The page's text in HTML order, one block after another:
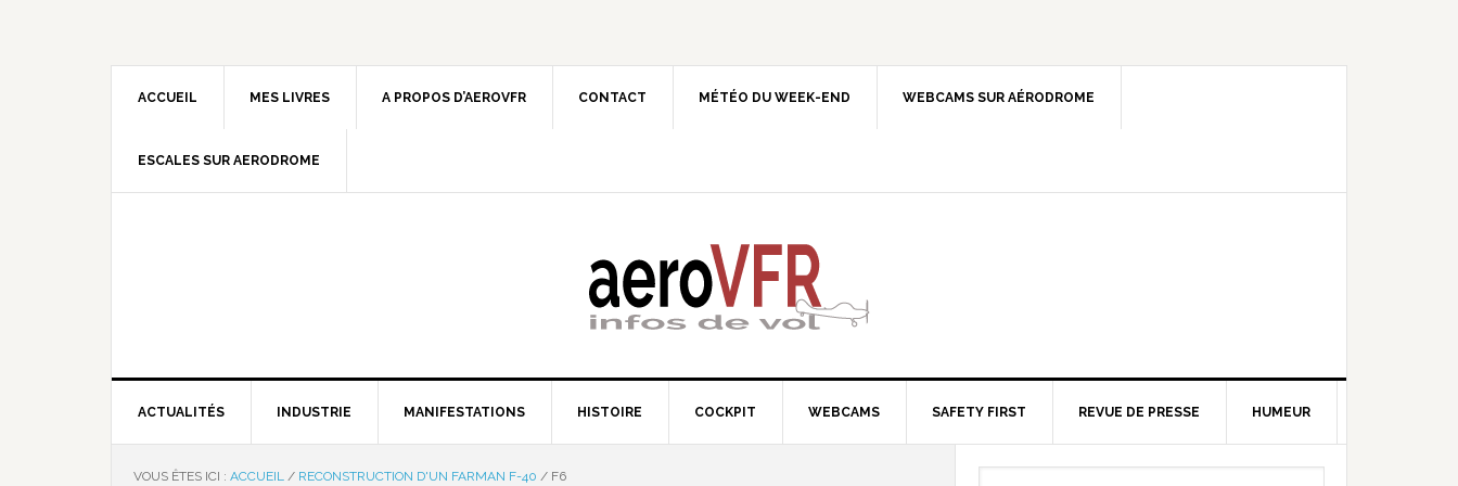
ACCUEIL MES LIVRES A PROPOS D’AEROVFR CONTACT MÉTÉO DU WEEK-END WEBCAMS SUR AÉRODROME
ESCALES SUR AERODROME
ACTUALITÉS INDUSTRIE MANIFESTATIONS HISTOIRE COCKPIT WEBCAMS SAFETY FIRST REVUE DE PRESSE HUMEUR
VOUS ÊTES ICI : ACCUEIL / RECONSTRUCTION D'UN FARMAN F-40 / F6